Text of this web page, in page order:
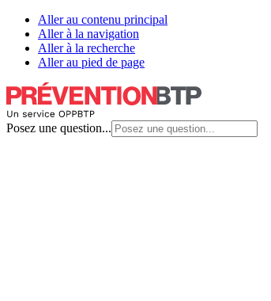
Aller au contenu principal
Aller à la navigation
Aller à la recherche
Aller au pied de page
Posez une question...